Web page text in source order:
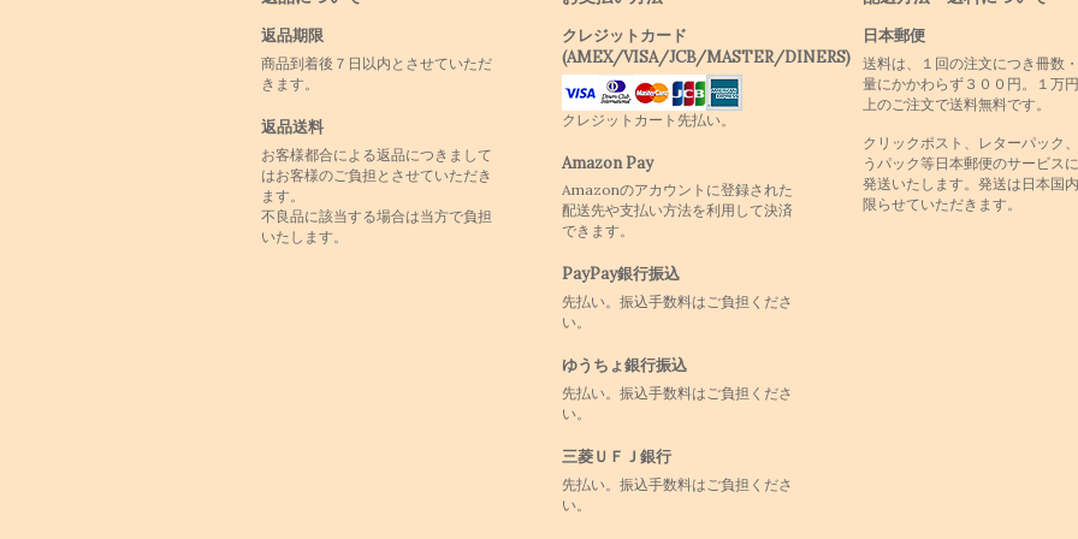
返品期限
商品到着後７日以内とさせていただ
きます。
返品送料
お客様都合による返品につきまして
はお客様のご負担とさせていただき
ます。
不良品に該当する場合は当方で負担
いたします。
クレジットカード
(AMEX/VISA/JCB/MASTER/DINERS)
クレジットカート先払い。
Amazon Pay
Amazonのアカウントに登録された
配送先や支払い方法を利用して決済
できます。
PayPay銀行振込
先払い。振込手数料はご負担くださ
い。
ゆうちょ銀行振込
先払い。振込手数料はご負担くださ
い。
三菱ＵＦＪ銀行
先払い。振込手数料はご負担くださ
い。
日本郵便
送料は、１回の注文につき冊数
量にかかわらず３００円。１万
上のご注文で送料無料です。
クリックポスト、レターパック
うパック等日本郵便のサービス
発送いたします。発送は日本国
限らせていただきます。